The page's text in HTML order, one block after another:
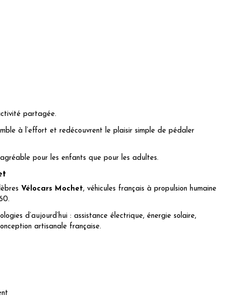
partagée.
à l’effort et redécouvrent le plaisir simple de pédaler
pour les enfants que pour les adultes.
Vélocars Mochet, véhicules français à propulsion humaine
d’aujourd’hui : assistance électrique, énergie solaire,
artisanale française.